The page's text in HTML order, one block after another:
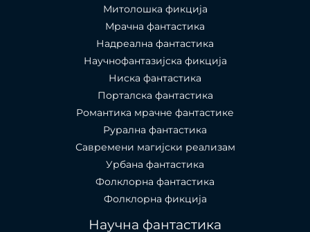
Митолошка фикција
Мрачна фантастика
Надреална фантастика
Научнофантазијска фикција
Ниска фантастика
Порталска фантастика​
Романтика мрачне фантастике
Рурална фантастика
Савремени магијски реализам
Урбана фантастика
Фолклорна фантастика
Фолклорна фикција
Научна фантастика